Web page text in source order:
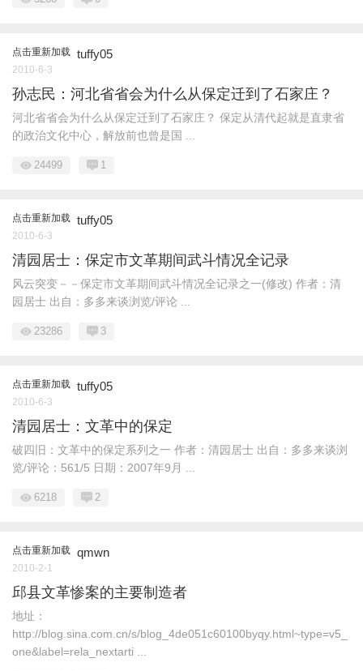
点击重新加载 tuffy05
2010-6-3
孙志民：河北省省会为什么从保定迁到了石家庄？
河北省省会为什么从保定迁到了石家庄？ 保定从清代起就是直隶省
的政治文化中心，解放前也曾是国 ...
24499 1
点击重新加载 tuffy05
2010-6-3
清园居士：保定市文革期间武斗情况全记录
风云突变－－保定市文革期间武斗情况全记录之一(修改) 作者：清
园居士 出自：多多来谈浏览/评论 ...
23286 3
点击重新加载 tuffy05
2010-6-3
清园居士：文革中的保定
破四旧：文革中的保定系列之一 作者：清园居士 出自：多多来谈浏
览/评论：561/5 日期：2007年9月 ...
6218 2
点击重新加载 qmwn
2010-2-1
邱县文革惨案的主要制造者
地址：
http://blog.sina.com.cn/s/blog_4de051c60100byqy.html~type=v5_
one&label=rela_nextarti ...